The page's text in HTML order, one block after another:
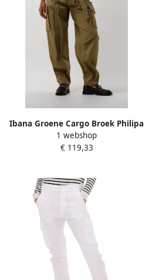
Ibana Groene Cargo Broek Philipa
Green Dames
1 webshop
€ 119,33